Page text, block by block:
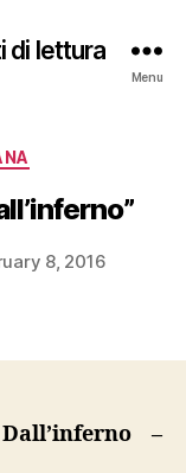
di lettura
Menu
8, 2016
–